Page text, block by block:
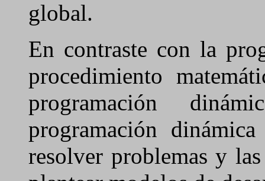
global.
En contraste con la
procedimiento
programación
programación
resolver problemas y